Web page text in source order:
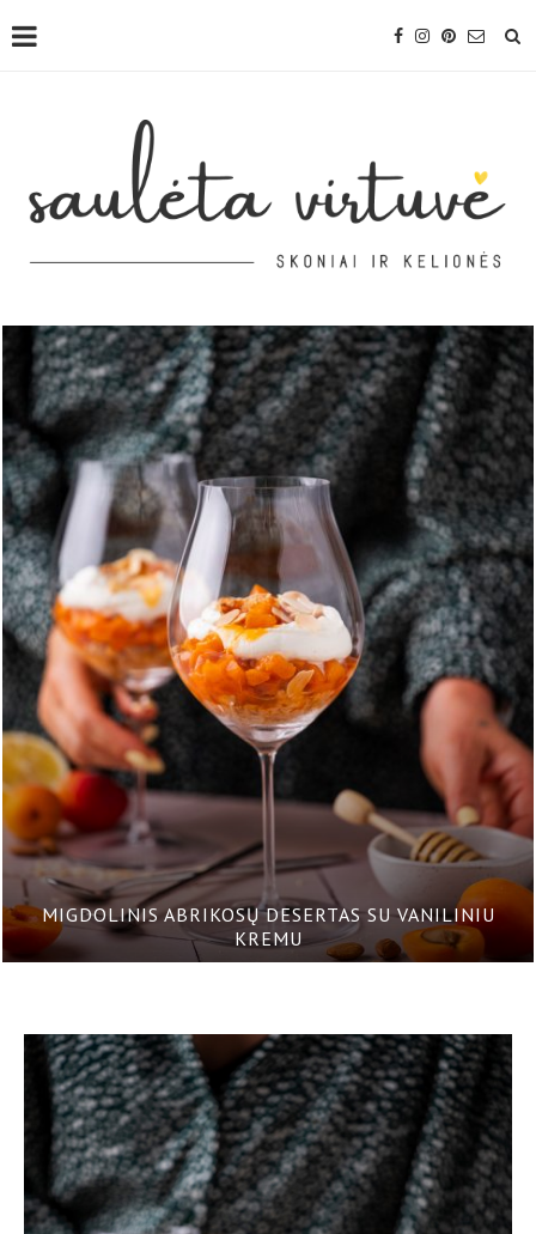
MIGDOLINIS ABRIKOSŲ DESERTAS SU VANILINIU
KREMU